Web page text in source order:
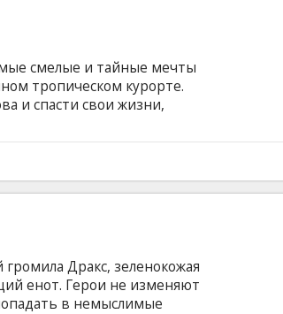
смелые и тайные мечты
тропическом курорте.
и спасти свои жизни,
Дракс, зеленокожая
енот. Герои не изменяют
в немыслимые